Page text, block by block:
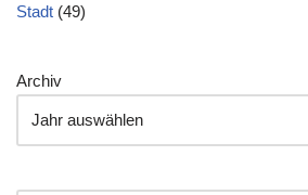
Stadt (49)
Archiv